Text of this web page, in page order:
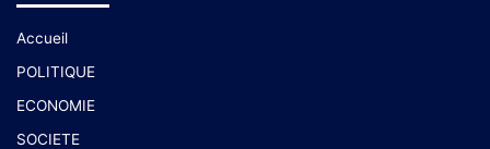
Accueil
POLITIQUE
ECONOMIE
SOCIETE